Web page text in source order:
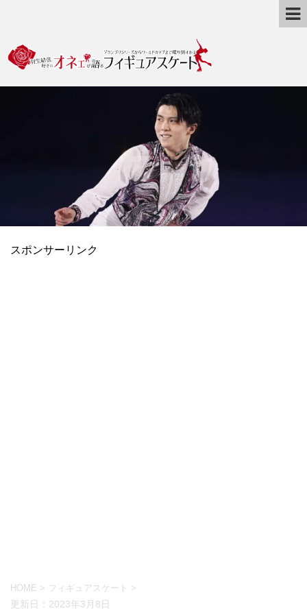
スポンサーリンク
HOME > フィギュアスケート >
更新日： 2023年3月8日